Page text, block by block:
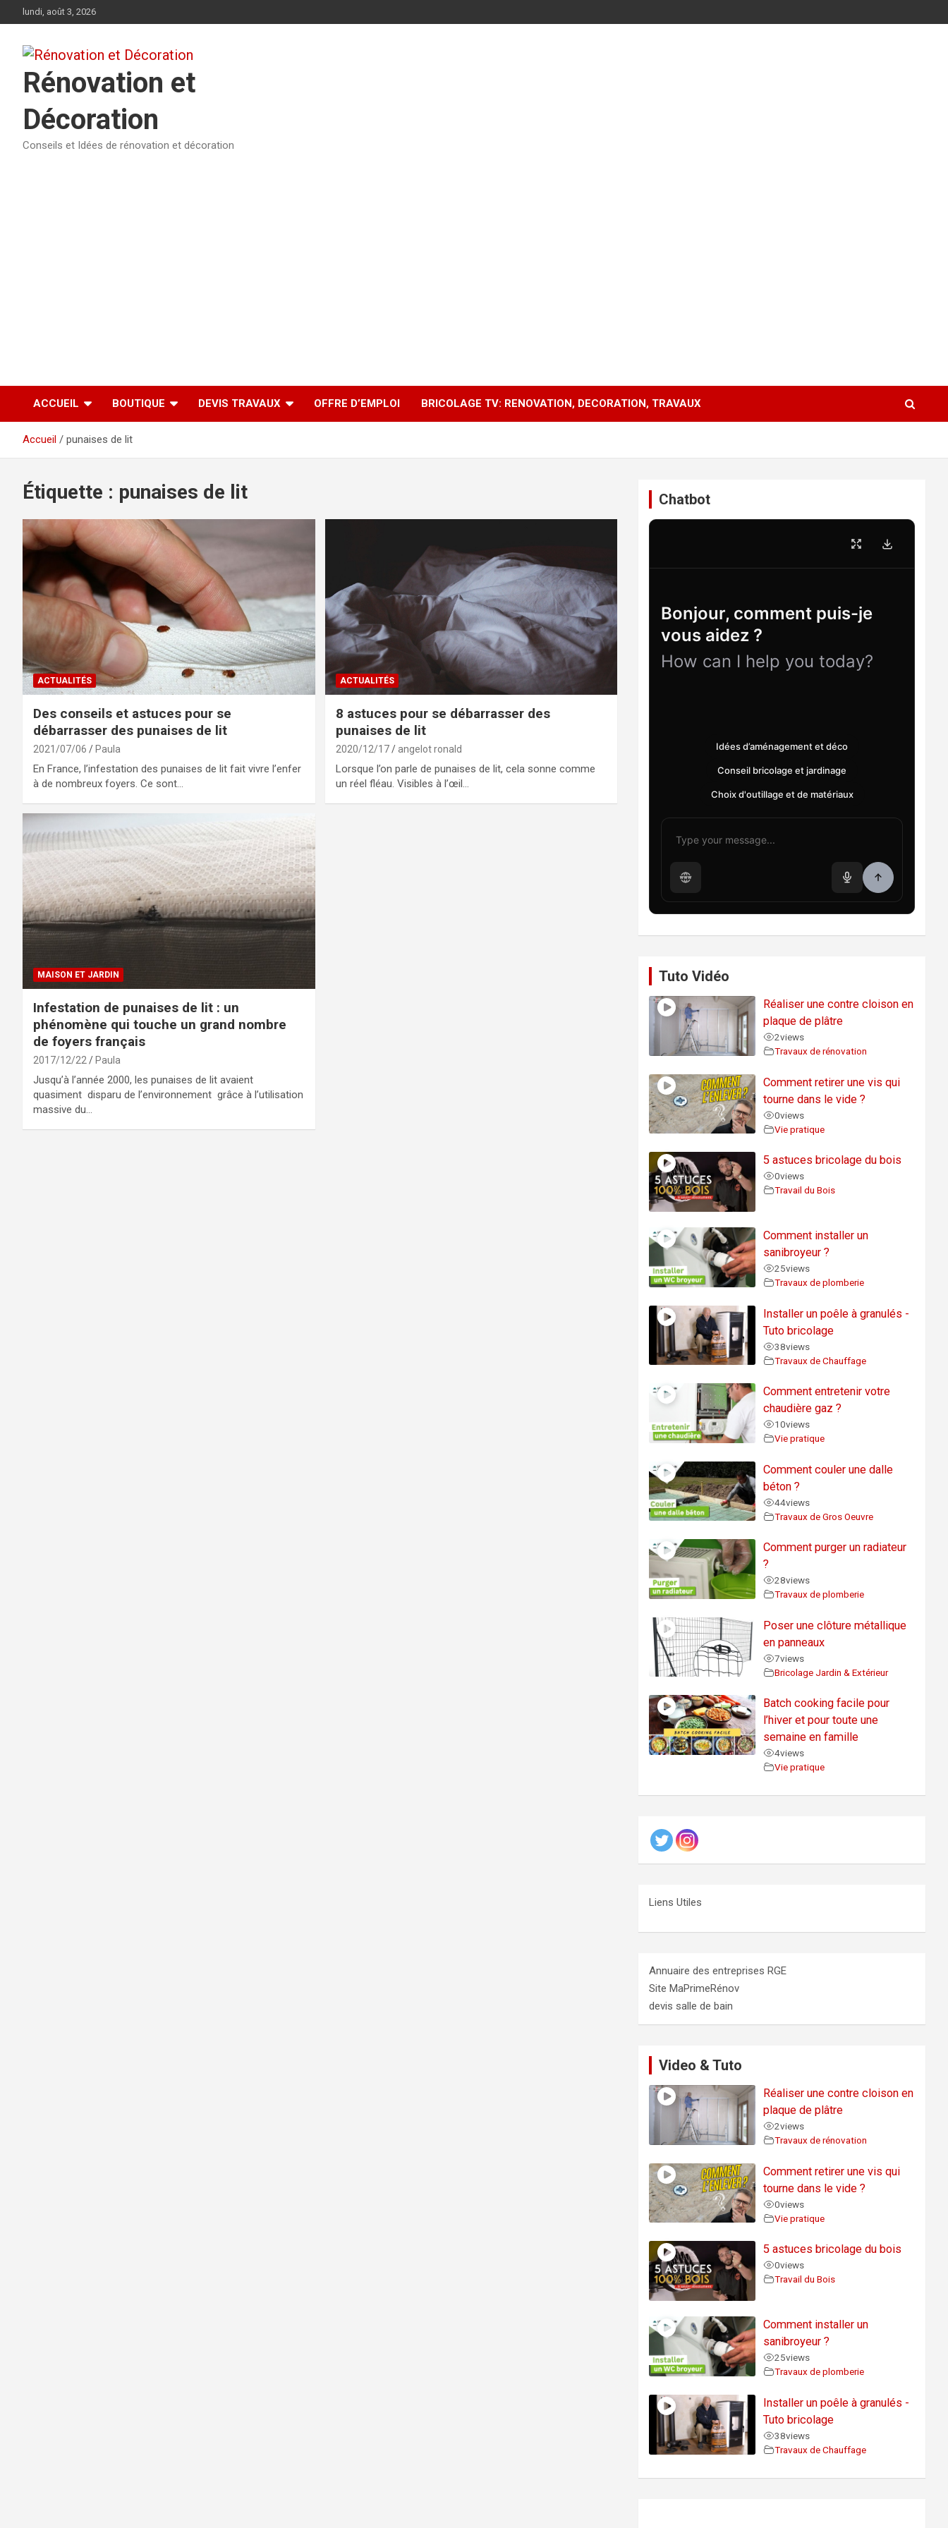
au
lundi, août 3, 2026
Rénovation et
Décoration
Conseils et Idées de rénovation et décoration
ACCUEIL BOUTIQUE DEVIS TRAVAUX OFFRE D’EMPLOI BRICOLAGE TV: RENOVATION, DECORATION, TRAVAUX
Accueil punaises de lit
Étiquette : punaises de lit
ACTUALITÉS
Des conseils et astuces pour se
débarrasser des punaises de lit
2021/07/06 Paula
En France, l’infestation des punaises de lit fait vivre l’enfer
à de nombreux foyers. Ce sont…
ACTUALITÉS
8 astuces pour se débarrasser des
punaises de lit
2020/12/17 angelot ronald
Lorsque l’on parle de punaises de lit, cela sonne comme
un réel fléau. Visibles à l’œil…
MAISON ET JARDIN
Infestation de punaises de lit : un
phénomène qui touche un grand nombre
de foyers français
2017/12/22 Paula
Jusqu’à l’année 2000, les punaises de lit avaient
quasiment disparu de l’environnement grâce à l’utilisation
massive du…
Chatbot
Bonjour, comment puis-je
vous aidez ?
How can I help you today?
Idées d’aménagement et déco
Conseil bricolage et jardinage
Choix d'outillage et de matériaux
Tuto Vidéo
Réaliser une contre cloison en
plaque de plâtre
2views
Travaux de rénovation
Comment retirer une vis qui
tourne dans le vide ?
0views
Vie pratique
5 astuces bricolage du bois
0views
Travail du Bois
Comment installer un
sanibroyeur ?
25views
Travaux de plomberie
Installer un poêle à granulés -
Tuto bricolage
38views
Travaux de Chauffage
Comment entretenir votre
chaudière gaz ?
10views
Vie pratique
Comment couler une dalle
béton ?
44views
Travaux de Gros Oeuvre
Comment purger un radiateur
?
28views
Travaux de plomberie
Poser une clôture métallique
en panneaux
7views
Bricolage Jardin & Extérieur
Batch cooking facile pour
l’hiver et pour toute une
semaine en famille
4views
Vie pratique
Liens Utiles
Annuaire des entreprises RGE
Site MaPrimeRénov
devis salle de bain
Video & Tuto
Réaliser une contre cloison en
plaque de plâtre
2views
Travaux de rénovation
Comment retirer une vis qui
tourne dans le vide ?
0views
Vie pratique
5 astuces bricolage du bois
0views
Travail du Bois
Comment installer un
sanibroyeur ?
25views
Travaux de plomberie
Installer un poêle à granulés -
Tuto bricolage
38views
Travaux de Chauffage